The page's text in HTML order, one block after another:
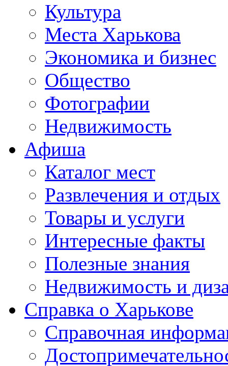
Культура
Места Харькова
Экономика и бизнес
Общество
Фотографии
Недвижимость
Афиша
Каталог мест
Развлечения и отдых
Товары и услуги
Интересные факты
Полезные знания
Недвижимость и
Справка о Харькове
Справочная